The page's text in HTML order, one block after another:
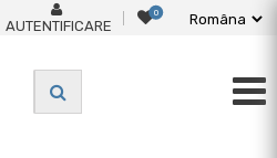
AUTENTIFICARE
0